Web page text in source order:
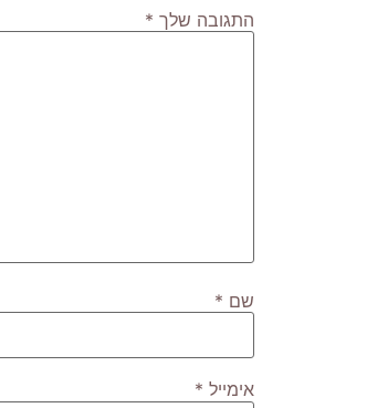
התגובה שלך *
שם *
אימייל *